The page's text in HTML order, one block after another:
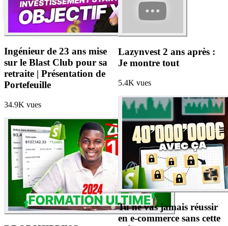
View this post on Instagram
Ingénieur de 23 ans mise
sur le Blast Club pour sa
retraite | Présentation de
Portefeuille
34.9K vues
Lazynvest 2 ans après :
Je montre tout
5.4K vues
Tu ne vas jamais réussir
en e-commerce sans cette